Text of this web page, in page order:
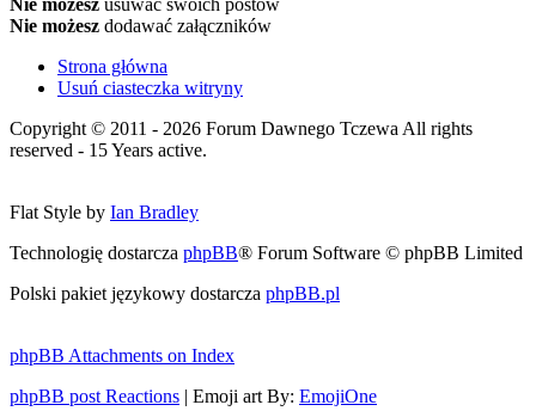
Nie możesz usuwać swoich postów
Nie możesz dodawać załączników
Strona główna
Usuń ciasteczka witryny
Copyright © 2011 - 2026 Forum Dawnego Tczewa All rights
reserved - 15 Years active.
Flat Style by Ian Bradley
Technologię dostarcza phpBB® Forum Software © phpBB Limited
Polski pakiet językowy dostarcza phpBB.pl
phpBB Attachments on Index
phpBB post Reactions | Emoji art By: EmojiOne